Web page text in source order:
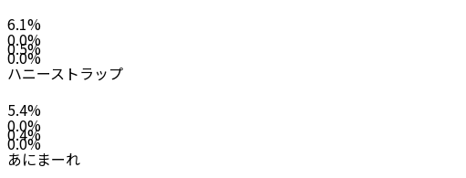
6.1%
0.0%
0.5%
0.0%
ハニーストラップ
5.4%
0.0%
0.4%
0.0%
あにまーれ